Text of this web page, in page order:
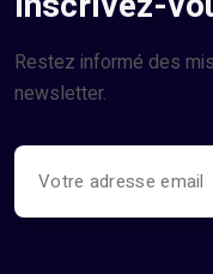
Restez informé des
newsletter.